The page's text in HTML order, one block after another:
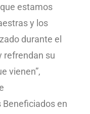
estamos
y los
durante el
refrendan su
vienen”,
en